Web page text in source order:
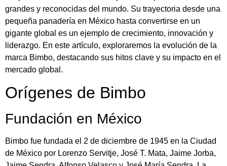
grandes y reconocidas del mundo. Su trayectoria desde una
pequeña panadería en México hasta convertirse en un
gigante global es un ejemplo de crecimiento, innovación y
liderazgo. En este artículo, exploraremos la evolución de la
marca Bimbo, destacando sus hitos clave y su impacto en el
mercado global.
Orígenes de Bimbo
Fundación en México
Bimbo fue fundada el 2 de diciembre de 1945 en la Ciudad
de México por Lorenzo Servitje, José T. Mata, Jaime Jorba,